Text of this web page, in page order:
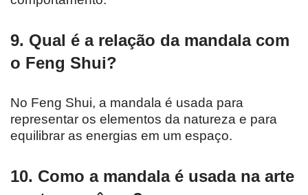
9. Qual é a relação da mandala com
o Feng Shui?
No Feng Shui, a mandala é usada para
representar os elementos da natureza e para
equilibrar as energias em um espaço.
10. Como a mandala é usada na arte